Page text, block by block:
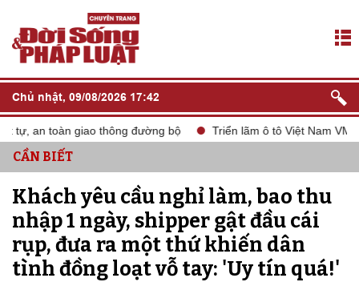
Chủ nhật, 09/08/2026 17:42
an toàn giao thông đường bộ Triển lãm ô tô Việt Nam VMS
CẦN BIẾT
Khách yêu cầu nghỉ làm, bao thu
nhập 1 ngày, shipper gật đầu cái
rụp, đưa ra một thứ khiến dân
tình đồng loạt vỗ tay: 'Uy tín quá!'